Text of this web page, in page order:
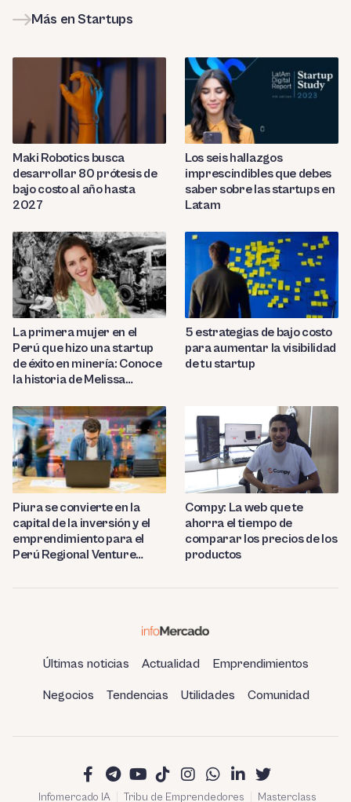
Más en Startups
Maki Robotics busca
desarrollar 80 prótesis de
bajo costo al año hasta
2027
Los seis hallazgos
imprescindibles que debes
saber sobre las startups en
Latam
La primera mujer en el
Perú que hizo una startup
de éxito en minería: Conoce
la historia de Melissa
5 estrategias de bajo costo
para aumentar la visibilidad
de tu startup
Piura se convierte en la
capital de la inversión y el
emprendimiento para el
Perú Regional Venture
Compy: La web que te
ahorra el tiempo de
comparar los precios de los
productos
Últimas noticias Actualidad Emprendimientos
Negocios Tendencias Utilidades Comunidad
Infomercado IA Tribu de Emprendedores
Masterclass